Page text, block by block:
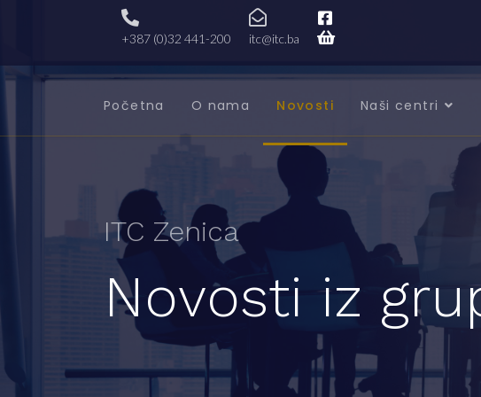
+387 (0)32 441-200 itc@itc.ba
Početna O nama Novosti Naši centri
ITC Zenica
Novosti iz